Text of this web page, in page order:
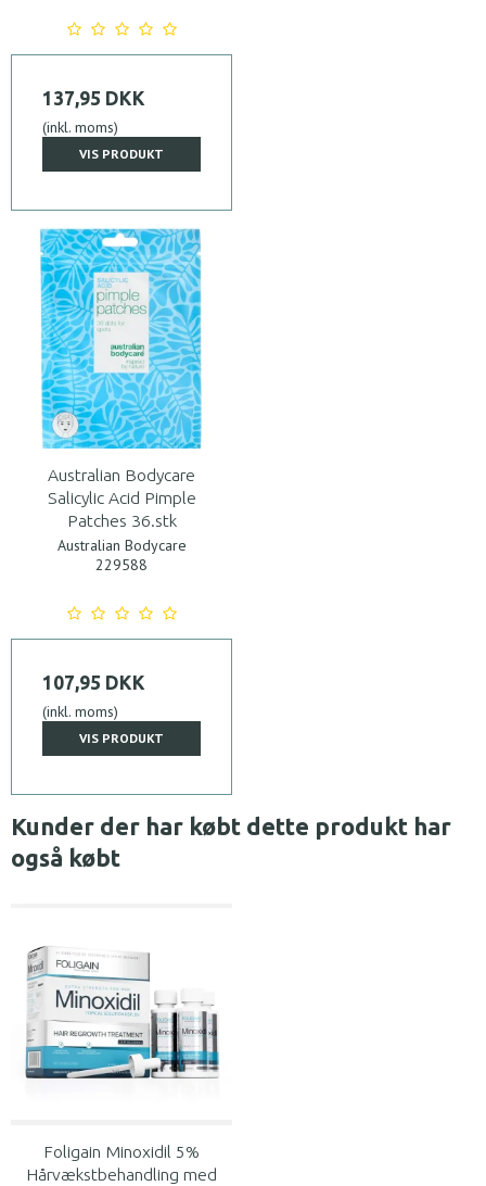
137,95 DKK
(inkl. moms)
VIS PRODUKT
Australian Bodycare
Salicylic Acid Pimple
Patches 36.stk
Australian Bodycare
229588
107,95 DKK
(inkl. moms)
VIS PRODUKT
Kunder der har købt dette produkt har
også købt
Foligain Minoxidil 5%
Hårvækstbehandling med